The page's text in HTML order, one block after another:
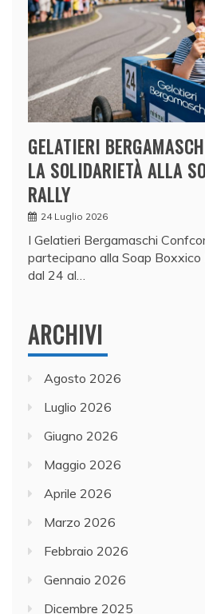
GELATIERI
LA SOLIDARIETÀ ALLA
RALLY
24 Luglio 2026
I Gelatieri Bergamaschi
partecipano alla Soap Boxxico
dal 24 al…
ARCHIVI
Agosto 2026
Luglio 2026
Giugno 2026
Maggio 2026
Aprile 2026
Marzo 2026
Febbraio 2026
Gennaio 2026
Dicembre 2025